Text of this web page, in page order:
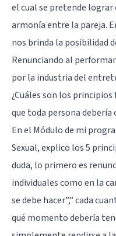
el cual se pretende
armonía entre la pareja.
nos brinda la posibilidad
Renunciando al
por la industria del
¿Cuáles son los
que toda persona debería
En el Módulo de mi
Sexual, explico los 5
duda, lo primero es
individuales como en la
se debe hacer”,” cada
qué momento debería